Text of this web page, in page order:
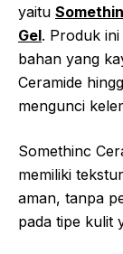
yaitu
Gel. Produk
bahan yang
Ceramide
mengunci
Somethinc
memiliki
aman, tanpa
pada tipe kulit